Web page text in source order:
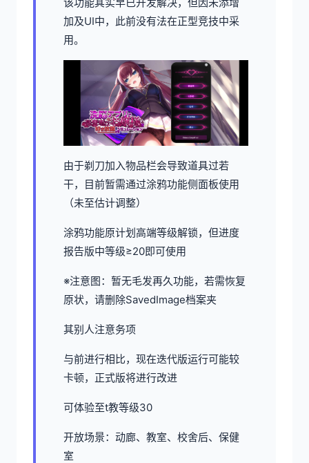
加及UI中，此前没有法在正型竞技中采
用。
由于剃刀加入物品栏会导致道具过若
干，目前暂需通过涂鸦功能侧面板使用
（未至估计调整）
涂鸦功能原计划高端等级解锁，但进度
报告版中等级≥20即可使用
※注意图：暂无毛发再久功能，若需恢复
原状，请删除SavedImage档案夹
其别人注意务项
与前进行相比，现在迭代版运行可能较
卡顿，正式版将进行改进
可体验至t教等级30
开放场景：动廊、教室、校舍后、保健
室